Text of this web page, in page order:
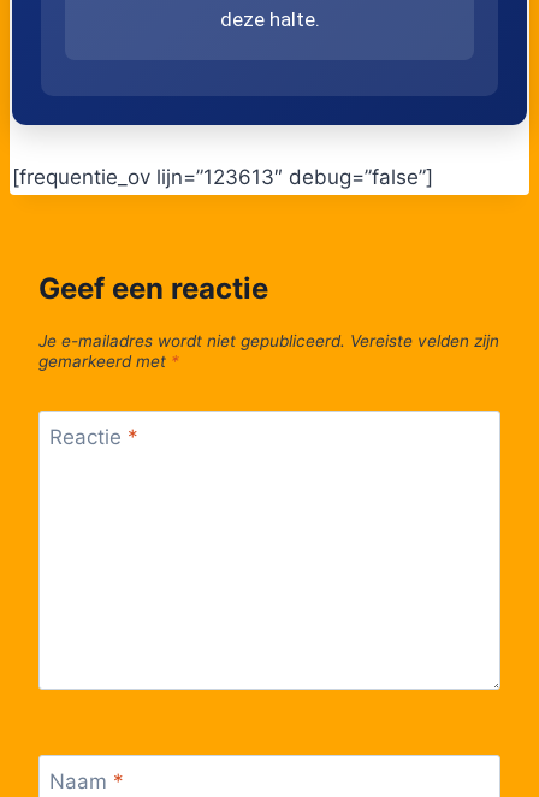
deze halte.
[frequentie_ov lijn=”123613″ debug=”false”]
Geef een reactie
Je e-mailadres wordt niet gepubliceerd. Vereiste velden zijn
gemarkeerd met *
Reactie *
Naam *